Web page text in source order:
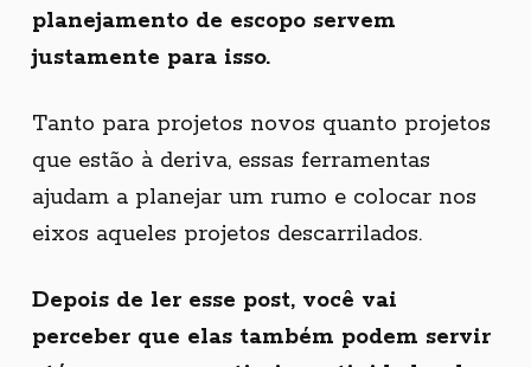
planejamento de escopo servem
justamente para isso.
Tanto para projetos novos quanto projetos
que estão à deriva, essas ferramentas
ajudam a planejar um rumo e colocar nos
eixos aqueles projetos descarrilados.
Depois de ler esse post, você vai
perceber que elas também podem servir